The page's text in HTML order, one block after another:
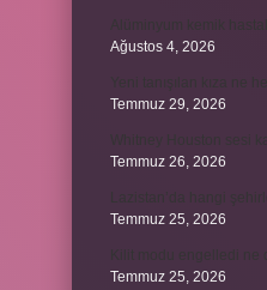
Ağustos 4, 2026
Temmuz 29, 2026
Temmuz 26, 2026
Temmuz 25, 2026
Temmuz 25, 2026